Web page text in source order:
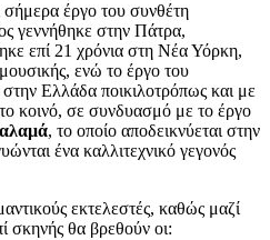
έργο του συνθέτη
γεννήθηκε στην Πάτρα,
επί 21 χρόνια στη Νέα Υόρκη,
ενώ το έργο του
Ελλάδα ποικιλοτρόπως και με
κοινό, σε συνδυασμό με το έργο
, το οποίο αποδεικνύεται στην
ένα καλλιτεχνικό γεγονός
εκτελεστές, καθώς μαζί
σκηνής θα βρεθούν οι: